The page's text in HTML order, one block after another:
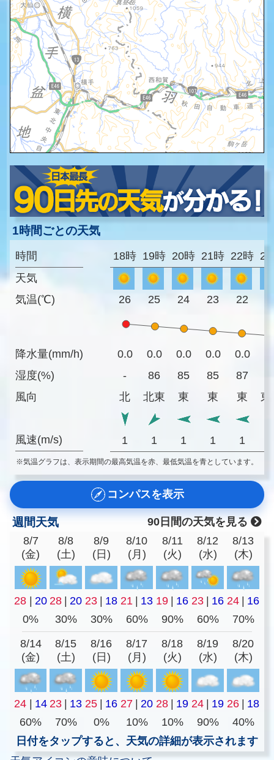
1時間ごとの天気
時間
天気
気温(℃)
降水量(mm/h)
湿度(%)
風向
風速(m/s)
18時 19時 20時 21時 22時
26 25 24 23 22
0.0 0.0 0.0 0.0 0.0
-
86 85 85 87
北
北東 東 東 東 東
1 1 1 1 1
※気温グラフは、表示期間の最高気温を赤、最低気温を青としています。
コンパスを表示
週間天気
90日間の天気を見る
8/7
(金)
8/8
(土)
8/9
(日)
8/10
(月)
8/11
(火)
8/12
(水)
8/13
(木)
28 20 28 20 23 18 21 13 19 16 23 16 24
16
0%
30% 30% 60% 90% 60% 70%
8/14
(金)
8/15
(土)
8/16
(日)
8/17
(月)
8/18
(火)
8/19
(水)
8/20
(木)
24 14 23 13 25 16 27 20 28 19 24 19 26
18
60%
70% 0% 10% 10% 90%
40%
日付をタップすると、天気の詳細が表示されます